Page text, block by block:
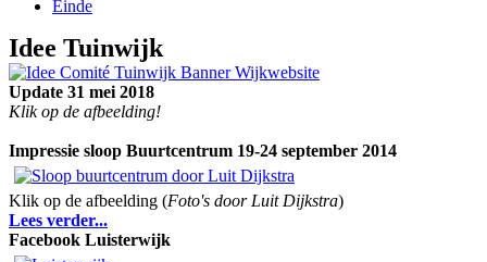
Einde
Idee Tuinwijk
Update 31 mei 2018
Klik op de afbeelding!
Impressie sloop Buurtcentrum 19-24 september 2014
Klik op de afbeelding (Foto's door Luit Dijkstra)
Lees verder...
Facebook Luisterwijk